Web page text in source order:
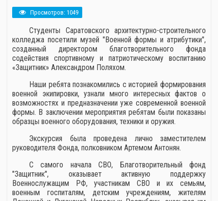
Просмотров: 1049
Студенты Саратовского архитектурно-строительного
колледжа посетили музей "Военной формы и атрибутики",
созданный директором благотворительного фонда
содействия спортивному и патриотическому воспитанию
«Защитник» Александром Поляхом.
Наши ребята познакомились с историей формирования
военной экипировки, узнали много интересных фактов о
возможностях и предназначении уже современной военной
формы. В заключении мероприятия ребятам были показаны
образцы военного оборудования, техники и оружия.
Экскурсия была проведена лично заместителем
руководителя Фонда, полковником Артемом Антонян.
С самого начала СВО, Благотворительный фонд
"Защитник", оказывает активную поддержку
Военнослужащим РФ, участникам СВО и их семьям,
военным госпиталям, детским учреждениям, жителям